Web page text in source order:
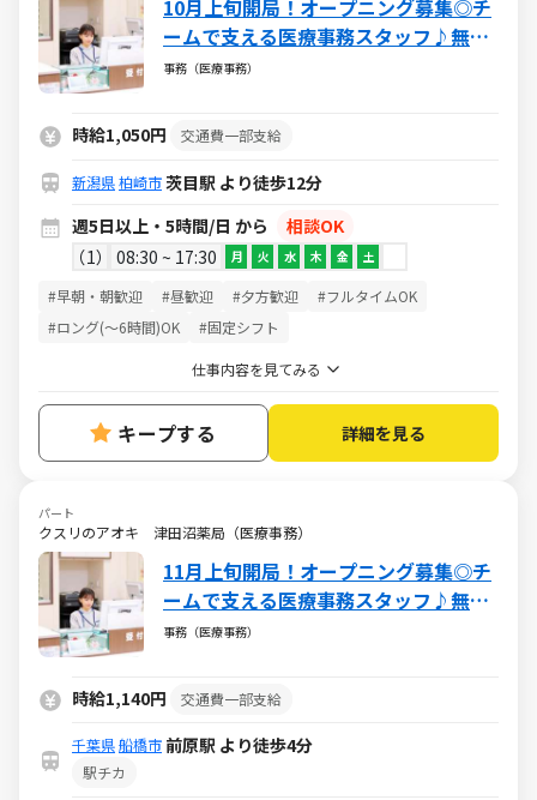
10月上旬開局！オープニング募集◎チ
ームで支える医療事務スタッフ♪無資
格・未経験から挑戦できる安心の環境
事務（医療事務）
時給1,050円 交通費一部支給
新潟県柏崎市茨目駅 より徒歩12分
週5日以上・5時間/日 から
相談OK
1
08:30 ~ 17:30 月 火 水 木 金 土
#早朝・朝歓迎 #昼歓迎 #夕方歓迎
#フルタイムOK
#ロング(～6時間)OK
#固定シフト
仕事内容を見てみる
キープする 詳細を見る
パート
クスリのアオキ 津田沼薬局（医療事務）
11月上旬開局！オープニング募集◎チ
ームで支える医療事務スタッフ♪無資
格・未経験から挑戦できる安心の環境
事務（医療事務）
時給1,140円 交通費一部支給
千葉県船橋市 前原駅 より徒歩4分
駅チカ